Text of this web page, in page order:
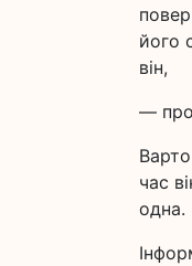
його
він,
—
час
одна.